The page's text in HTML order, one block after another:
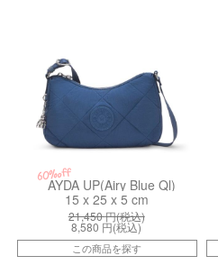
60%off
AYDA UP(Airy Blue Ql)
15 x 25 x 5 cm
21,450円(税込)
8,580 円(税込)
この商品を探す